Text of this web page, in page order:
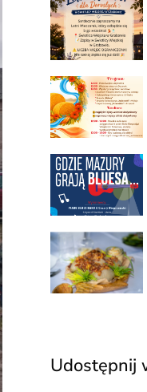
Udostępnij